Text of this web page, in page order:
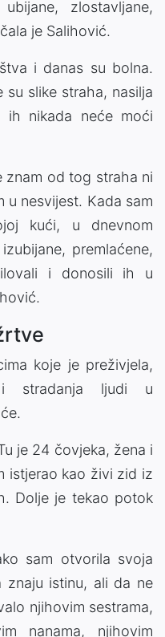
zlostavljane,
je Salihović.
i danas su bolna.
su slike straha, nasilja
nikada neće moći
znam od tog straha ni
u nesvijest. Kada sam
kući, u dnevnom
premlaćene,
i donosili ih u
koje je preživjela,
stradanja ljudi u
je 24 čovjeka, žena i
istjerao kao živi zid iz
Dolje je tekao potok
sam otvorila svoja
znaju istinu, ali da ne
njihovim sestrama,
nanama, njihovim